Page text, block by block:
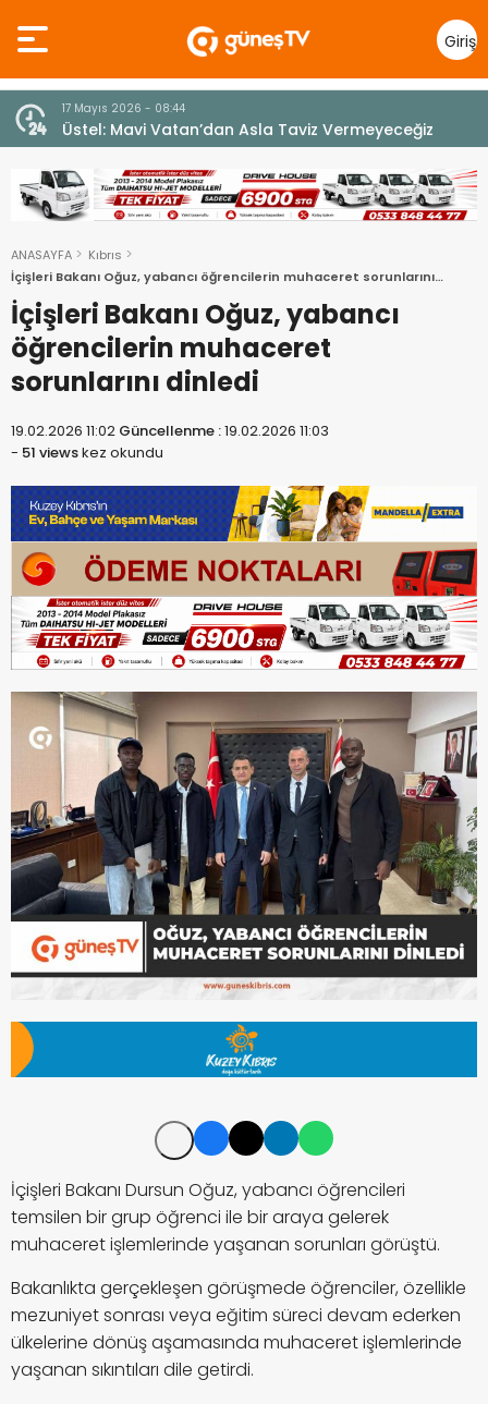
Giriş
Yap
7 Ağustos 2026 - 12:36
ÜSTEL: “ERENKÖY RUHU SONSUZA DEK YAŞAYACAK”
ANASAYFA
Kıbrıs
İçişleri Bakanı Oğuz, yabancı öğrencilerin muhaceret sorunlarını
dinledi
İçişleri Bakanı Oğuz, yabancı
öğrencilerin muhaceret
sorunlarını dinledi
19.02.2026 11:02 Güncellenme :19.02.2026 11:03
- 51 viewskez okundu
İçişleri Bakanı Dursun Oğuz, yabancı öğrencileri
temsilen bir grup öğrenci ile bir araya gelerek
muhaceret işlemlerinde yaşanan sorunları görüştü.
Bakanlıkta gerçekleşen görüşmede öğrenciler, özellikle
mezuniyet sonrası veya eğitim süreci devam ederken
ülkelerine dönüş aşamasında muhaceret işlemlerinde
yaşanan sıkıntıları dile getirdi.